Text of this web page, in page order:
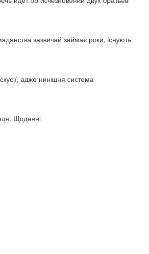
зазвичай займає роки, існують
адже нинішня система
Щоденні